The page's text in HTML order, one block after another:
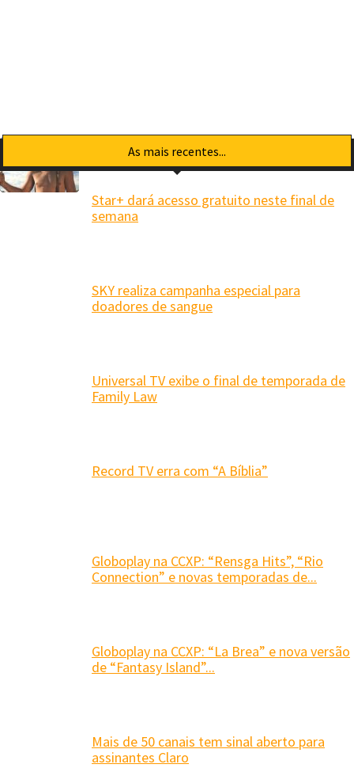
As mais recentes...
Star+ dará acesso gratuito neste final de
semana
SKY realiza campanha especial para
doadores de sangue
Universal TV exibe o final de temporada de
Family Law
Record TV erra com “A Bíblia”
Globoplay na CCXP: “Rensga Hits”, “Rio
Connection” e novas temporadas de...
Globoplay na CCXP: “La Brea” e nova versão
de “Fantasy Island”...
Mais de 50 canais tem sinal aberto para
assinantes Claro